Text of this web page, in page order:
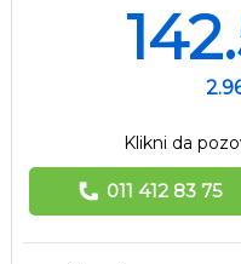
Klikni da
011 412 83 75